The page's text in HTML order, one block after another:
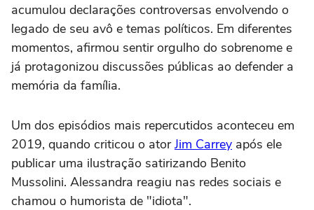
acumulou declarações controversas envolvendo o
legado de seu avô e temas políticos. Em diferentes
momentos, afirmou sentir orgulho do sobrenome e
já protagonizou discussões públicas ao defender a
memória da família.
Um dos episódios mais repercutidos aconteceu em
2019, quando criticou o atorJim Carrey após ele
publicar uma ilustração satirizando Benito
Mussolini. Alessandra reagiu nas redes sociais e
chamou o humorista de "idiota".